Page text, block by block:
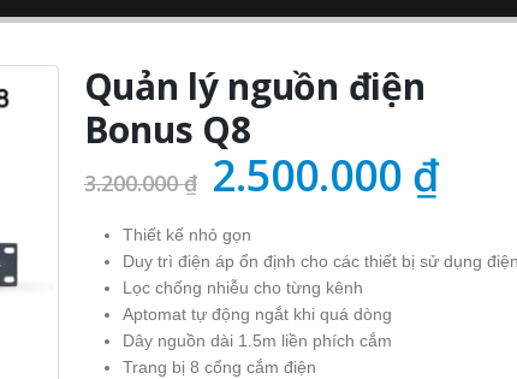
Quản lý nguồn điện
Bonus Q8
3.200.000₫ Giá
gốc
là:
3.200.000 ₫.
2.500.000 ₫Giá
tại
Thiết kế nhỏ gọn
Duy trì điện áp ổn định cho các thiết bị sử dụng điện
Lọc chống nhiễu cho từng kênh
Aptomat tự động ngắt khi quá dòng
Dây nguồn dài 1.5m liền phích cắm
Trang bị 8 cổng cắm điện